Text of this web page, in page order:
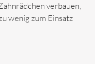
verbauen,
wenig zum Einsatz